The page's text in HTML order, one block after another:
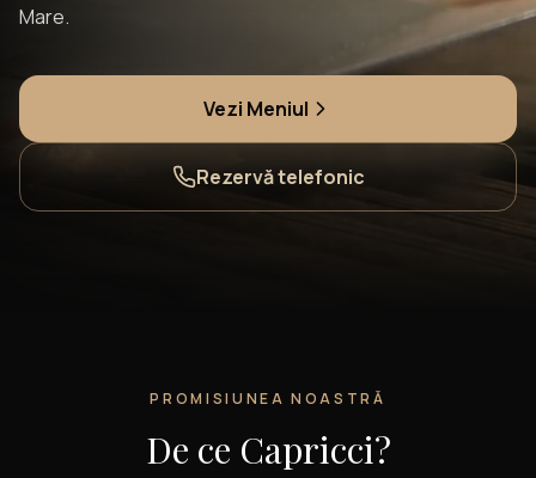
Mare.
Vezi Meniul
Rezervă telefonic
PROMISIUNEA NOASTRĂ
De ce Capricci?